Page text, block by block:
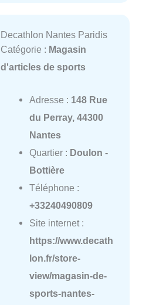
Decathlon Nantes Paridis
Catégorie : Magasin
d'articles de sports
Adresse : 148 Rue
du Perray, 44300
Nantes
Quartier : Doulon -
Bottière
Téléphone :
+33240490809
Site internet :
https://www.decath
lon.fr/store-
view/magasin-de-
sports-nantes-